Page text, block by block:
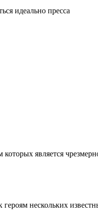
идеально пресса
является
нескольких